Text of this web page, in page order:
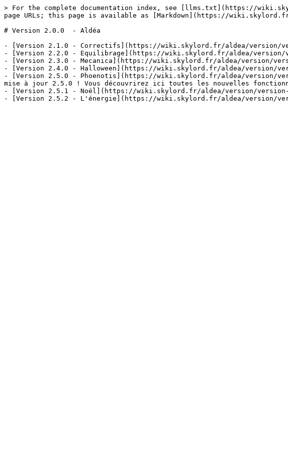
> For the complete documentation index, see [llms.txt](https://
page URLs; this page is available as [Markdown](https://
# Version 2.0.0  - Aldéa
- [Version 2.1.0 - Correctifs](https://wiki.skylord.fr/aldea/version/
- [Version 2.2.0 - Equilibrage](https://wiki.skylord.fr/aldea/version/
- [Version 2.3.0 - Mecanica](https://wiki.skylord.fr/aldea/version/
- [Version 2.4.0 - Halloween](https://wiki.skylord.fr/aldea/version/
- [Version 2.5.0 - Phoenotis](https://wiki.skylord.fr/aldea/version/
mise à jour 2.5.0 ! Vous découvrirez ici toutes les nouvelles
- [Version 2.5.1 - Noël](https://wiki.skylord.fr/aldea/version/version-